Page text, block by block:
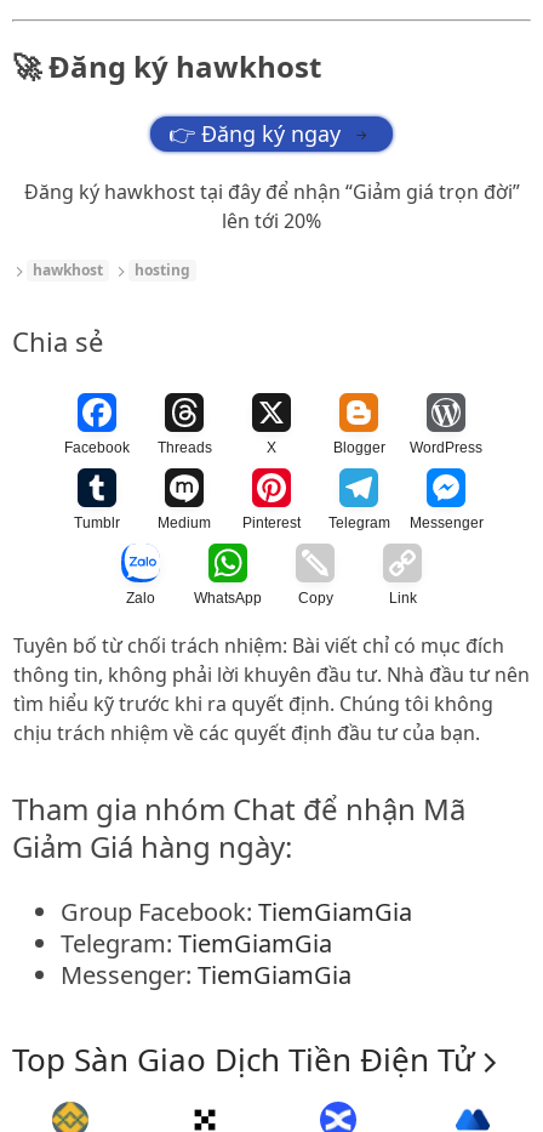
🚀 Đăng ký hawkhost
👉 Đăng ký ngay →
Đăng ký hawkhost tại đây để nhận “Giảm giá trọn đời”
lên tới 20%
hawkhost hosting
Chia sẻ
Facebook Threads X Blogger WordPress
Tumblr Medium Pinterest Telegram Messenger
Zalo WhatsApp Copy Link
Tuyên bố từ chối trách nhiệm: Bài viết chỉ có mục đích
thông tin, không phải lời khuyên đầu tư. Nhà đầu tư nên
tìm hiểu kỹ trước khi ra quyết định. Chúng tôi không
chịu trách nhiệm về các quyết định đầu tư của bạn.
Tham gia nhóm Chat để nhận Mã
Giảm Giá hàng ngày:
Group Facebook: TiemGiamGia
Telegram: TiemGiamGia
Messenger: TiemGiamGia
Top Sàn Giao Dịch Tiền Điện Tử